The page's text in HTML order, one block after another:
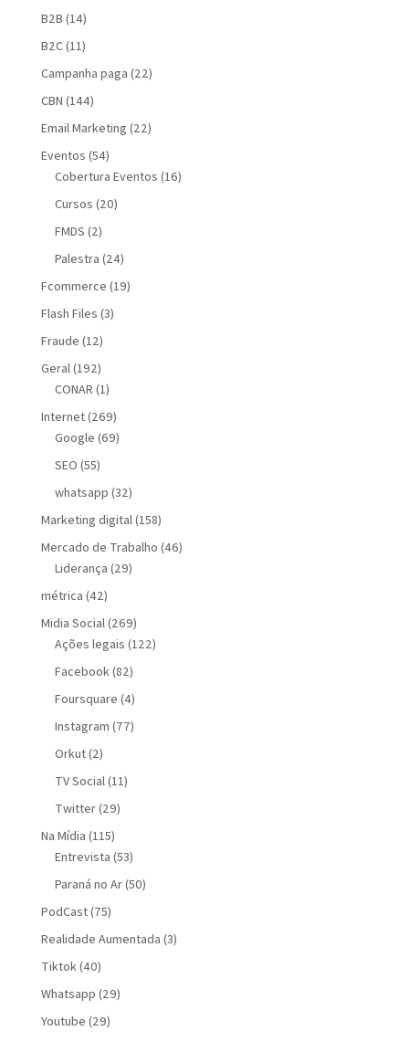
B2B (14)
B2C(11)
Campanha paga (22)
CBN (144)
Email Marketing (22)
Eventos (54)
Cobertura Eventos (16)
Cursos (20)
FMDS (2)
Palestra (24)
Fcommerce (19)
Flash Files (3)
Fraude (12)
Geral(192)
CONAR (1)
Internet(269)
Google (69)
SEO (55)
whatsapp (32)
Marketing digital(158)
Mercado de Trabalho (46)
Liderança (29)
métrica (42)
Midia Social(269)
Ações legais (122)
Facebook(82)
Foursquare (4)
Instagram (77)
Orkut(2)
TV Social(11)
Twitter(29)
Na Mídia (115)
Entrevista (53)
Paraná no Ar(50)
PodCast(75)
Realidade Aumentada (3)
Tiktok(40)
Whatsapp (29)
Youtube (29)